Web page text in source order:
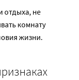
отдыха, не
комнату
жизни.